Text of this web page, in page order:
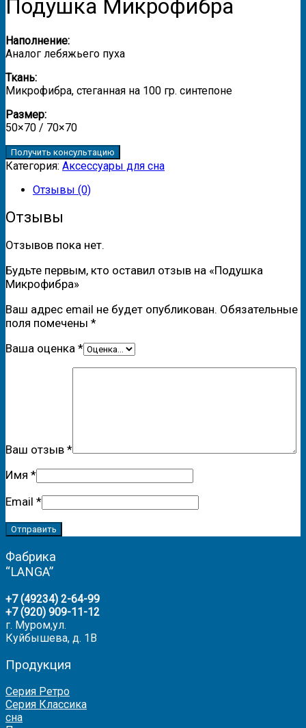
Подушка Микрофибра
Наполнение:
Аналог лебяжьего пуха
Ткань:
Микрофибра, стеганная на 100 гр. синтепоне
Размер:
50×70 / 70×70
Получить консультацию
Категория: Аксессуары для сна
Отзывы (0)
Отзывы
Отзывов пока нет.
Будьте первым, кто оставил отзыв на «Подушка
Микрофибра»
Ваш адрес email не будет опубликован. Обязательные
поля помечены *
Ваша оценка *
Ваш отзыв *
Имя *
Email *
Фабрика
“LANGA”
+7 (49234) 2-64-99
+7 (920) 909-11-12
г. Муром,ул.
Куйбышева, д. 1В
Продукция
Серия Ретро
Серия Классика
сна